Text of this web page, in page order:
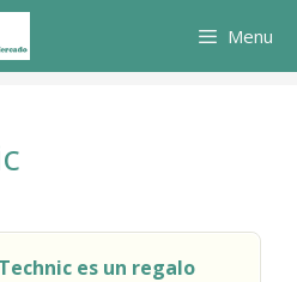
Menu
es un regalo